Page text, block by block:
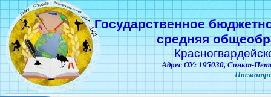
Государственное
средняя
Адрес ОУ: 195030, Санкт-